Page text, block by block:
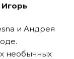
Игорь
и Андрея
необычных